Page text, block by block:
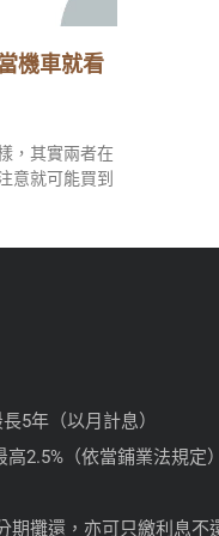
機車就看
，其實兩者在
意就可能買到
5年（以月計息）
2.5%（依當鋪業法規定
期攤還，亦可只繳利息不